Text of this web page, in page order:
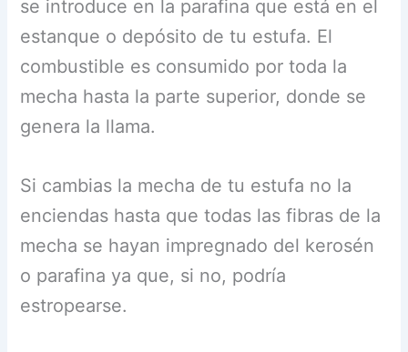
se introduce en la parafina que está en el
estanque o depósito de tu estufa. El
combustible es consumido por toda la
mecha hasta la parte superior, donde se
genera la llama.
Si cambias la mecha de tu estufa no la
enciendas hasta que todas las fibras de la
mecha se hayan impregnado del kerosén
o parafina ya que, si no, podría
estropearse.